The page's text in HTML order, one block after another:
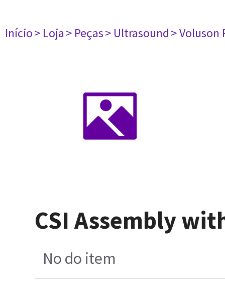
Início> Loja> Peças> Ultrasound> Voluson
CSI Assembly
No do item